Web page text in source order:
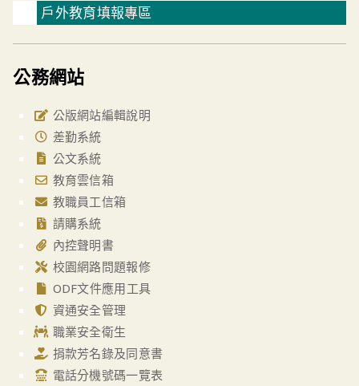
戶外教育填報專區
公務網站
公版網站編輯說明
差勤系統
公文系統
教育雲信箱
教職員工信箱
請購系統
內控聲明書
校園網路問題報修
ODF文件應用工具
資通安全管理
職業安全衛生
捐款芳名錄及同意書
電話分機號碼一覽表